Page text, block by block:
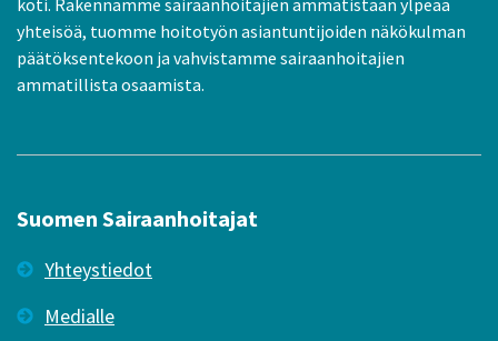
yhteisöä, tuomme hoitotyön asiantuntijoiden näkökulman
päätöksentekoon ja vahvistamme sairaanhoitajien
ammatillista osaamista.
Suomen Sairaanhoitajat
Yhteystiedot
Medialle